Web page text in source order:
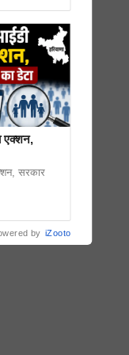
एक्शन,
सरकार
by iZooto